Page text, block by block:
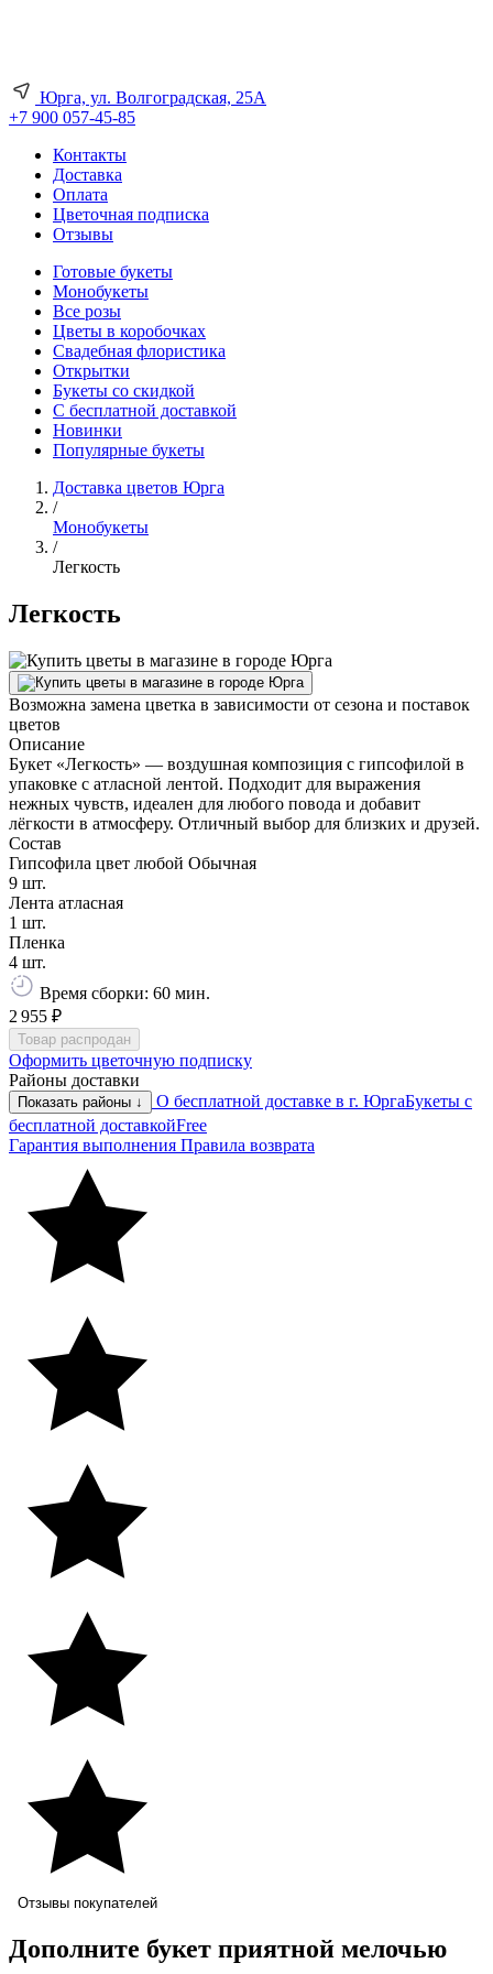
Юрга, ул. Волгоградская, 25А
+7 900 057-45-85
Контакты
Доставка
Оплата
Цветочная подписка
Отзывы
Готовые букеты
Монобукеты
Все розы
Цветы в коробочках
Свадебная флористика
Открытки
Букеты со скидкой
С бесплатной доставкой
Новинки
Популярные букеты
Доставка цветов Юрга
/
Монобукеты
/
Легкость
Легкость
Возможна замена цветка в зависимости от сезона и поставок
цветов
Описание
Букет «Легкость» — воздушная композиция с гипсофилой в
упаковке с атласной лентой. Подходит для выражения
нежных чувств, идеален для любого повода и добавит
лёгкости в атмосферу. Отличный выбор для близких и друзей.
Состав
Гипсофила цвет любой Обычная
9 шт.
Лента атласная
1 шт.
Пленка
4 шт.
Время сборки: 60 мин.
2 955 ₽
Товар распродан
Оформить цветочную подписку
Районы доставки
Показать районы ↓ О бесплатной доставке в г. ЮргаБукеты с
бесплатной доставкойFree
Гарантия выполнения Правила возврата
Отзывы покупателей
Дополните букет приятной мелочью